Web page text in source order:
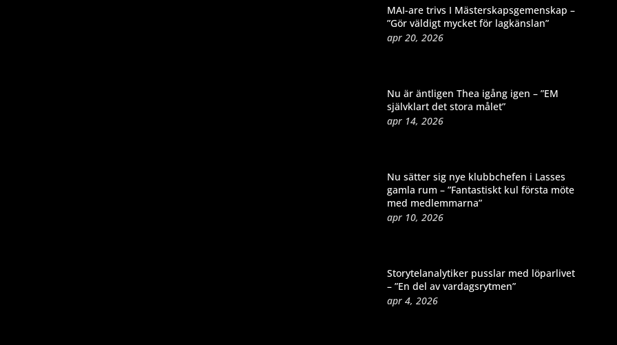
MAI-are trivs I Mästerskapsgemenskap –
”Gör väldigt mycket för lagkänslan”
apr 20, 2026
Nu är äntligen Thea igång igen – ”EM
självklart det stora målet”
apr 14, 2026
Nu sätter sig nye klubbchefen i Lasses
gamla rum – ”Fantastiskt kul första möte
med medlemmarna”
apr 10, 2026
Storytelanalytiker pusslar med löparlivet
– ”En del av vardagsrytmen”
apr 4, 2026